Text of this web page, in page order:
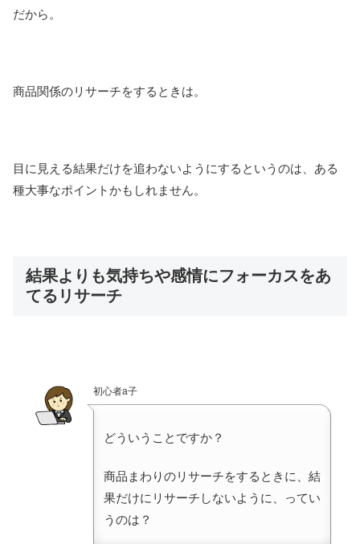
だから。
商品関係のリサーチをするときは。
目に見える結果だけを追わないようにするというのは、ある
種大事なポイントかもしれません。
結果よりも気持ちや感情にフォーカスをあ
てるリサーチ
初心者a子
どういうことですか？
商品まわりのリサーチをするときに、結
果だけにリサーチしないように、ってい
うのは？